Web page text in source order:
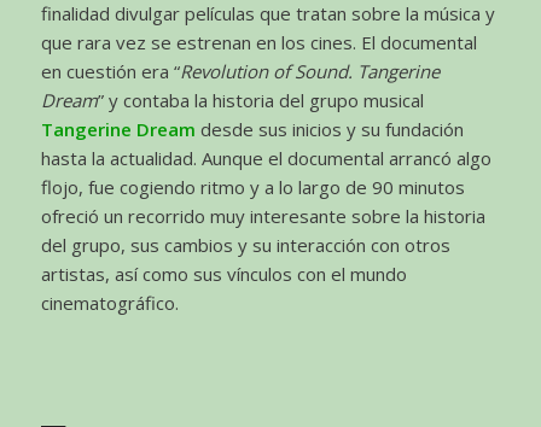
finalidad divulgar películas que tratan sobre la música y
que rara vez se estrenan en los cines. El documental
en cuestión era “Revolution of Sound. Tangerine
Dream” y contaba la historia del grupo musical
Tangerine Dream desde sus inicios y su fundación
hasta la actualidad. Aunque el documental arrancó algo
flojo, fue cogiendo ritmo y a lo largo de 90 minutos
ofreció un recorrido muy interesante sobre la historia
del grupo, sus cambios y su interacción con otros
artistas, así como sus vínculos con el mundo
cinematográfico.